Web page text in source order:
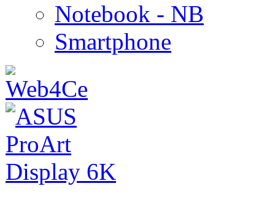
Notebook - NB
Smartphone